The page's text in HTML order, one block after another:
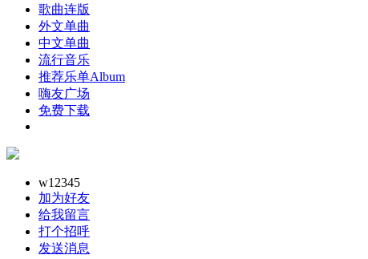
歌曲连版
外文单曲
中文单曲
流行音乐
推荐乐单Album
嗨友广场
免费下载
w12345
加为好友
给我留言
打个招呼
发送消息